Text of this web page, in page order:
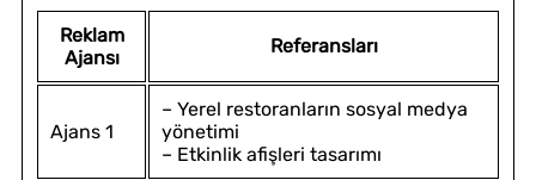
Reklam
Ajansı
Referansları
Ajans 1
– Yerel restoranların sosyal medya
yönetimi
– Etkinlik afişleri tasarımı